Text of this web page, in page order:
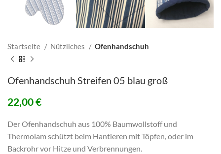
Startseite Nützliches Ofenhandschuh
Ofenhandschuh Streifen 05 blau groß
22,00€
Der Ofenhandschuh aus 100% Baumwollstoff und
Thermolam schützt beim Hantieren mit Töpfen, oder im
Backrohr vor Hitze und Verbrennungen.